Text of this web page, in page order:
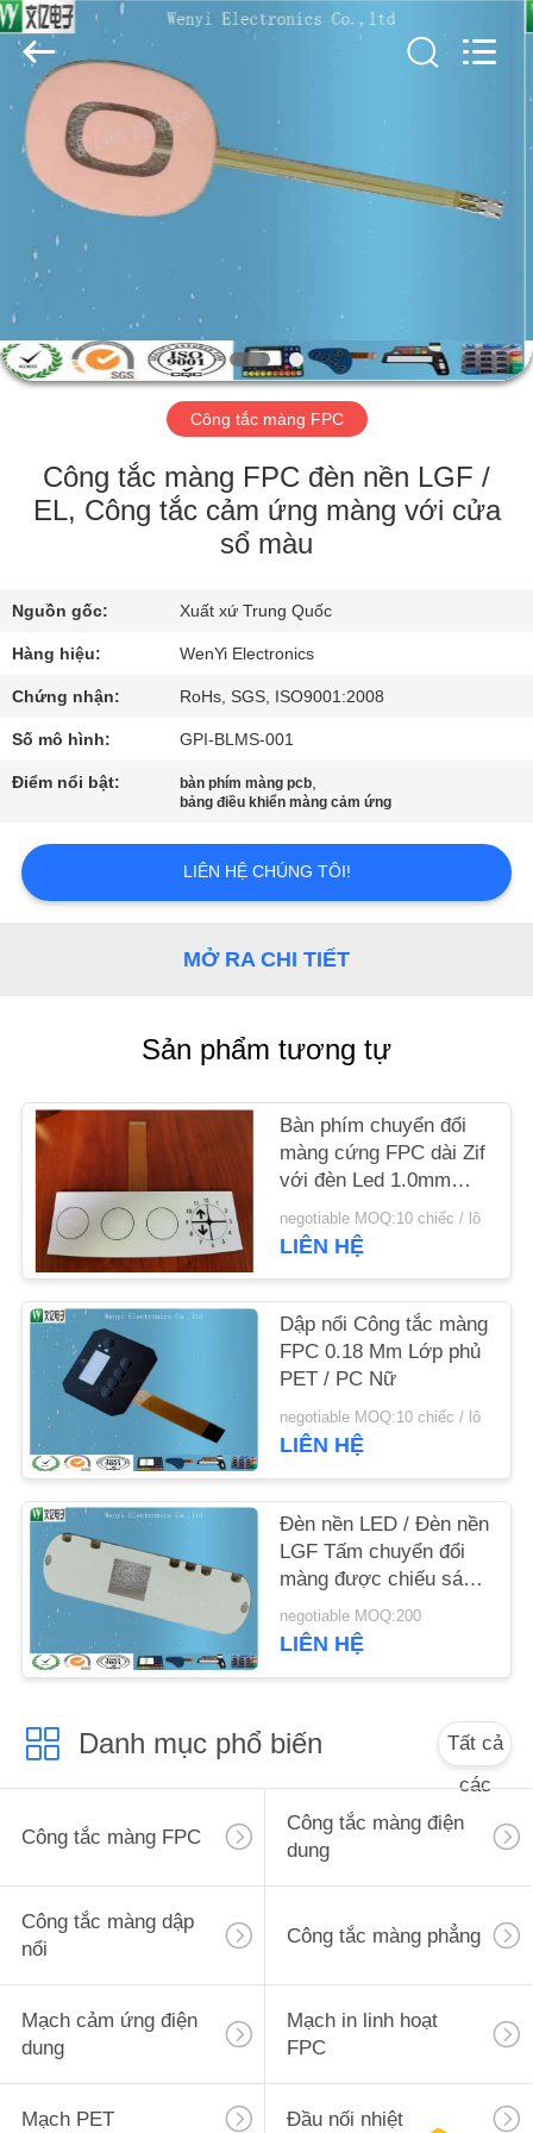
NHÀ
CÁC
SẢN
PHẨM
VỀ
CHÚNG
THAM
MÁY
KIỂM
SOÁT
CHẤT
LIÊN
CẦU
BÁO
GIÁ
SƠ
ĐỒ
TRANG
WEB
PRIVACY
POLICY
Dongguan
Jinyuanhang
Electronic
Technology
Rights
Reserved.
Công tắc màng FPC
Công tắc màng FPC đèn nền LGF /
EL, Công tắc cảm ứng màng với cửa
sổ màu
Nguồn gốc: Xuất xứ Trung Quốc
Hàng hiệu: WenYi Electronics
Chứng nhận: RoHs, SGS, ISO9001:2008
Số mô hình: GPI-BLMS-001
Điểm nổi bật: bàn phím màng pcb,
bảng điều khiển màng cảm ứng
LIÊN HỆ CHÚNG TÔI!
MỞ RA CHI TIẾT
Sản phẩm tương tự
Bàn phím chuyển đổi
màng cứng FPC dài Zif
với đèn Led 1.0mm
Pitch 3 phím
negotiable MOQ:10 chiếc / lô
LIÊN HỆ
Dập nổi Công tắc màng
FPC 0.18 Mm Lớp phủ
PET / PC Nữ
negotiable MOQ:10 chiếc / lô
LIÊN HỆ
Đèn nền LED / Đèn nền
LGF Tấm chuyển đổi
màng được chiếu sáng
FPC 8 SMT Ánh sáng
bên
negotiable MOQ:200
LIÊN HỆ
Danh mục phổ biến
Tất cả
các
Công tắc màng FPC
Công tắc màng điện
dung
Công tắc màng dập
nổi
Công tắc màng phẳng
Mạch cảm ứng điện
dung
Mạch in linh hoạt
FPC
Mạch PET Đầu nối nhiệt